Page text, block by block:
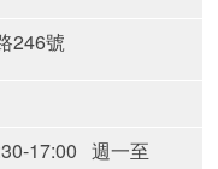
246號
17:00 週一至